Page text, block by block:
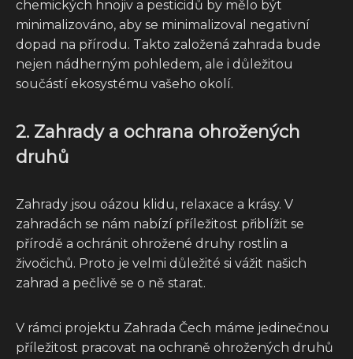
chemických hnojiv a pesticidů by mělo být
minimalizováno, aby se minimalizoval negativní
dopad na přírodu. Takto založená zahrada bude
nejen nádherným pohledem, ale i důležitou
součástí ekosystému vašeho okolí.
2. Zahrady a ochrana ohrožených
druhů
Zahrady jsou oázou klidu, relaxace a krásy. V
zahradách se nám nabízí příležitost přiblížit se
přírodě a ochránit ohrožené druhy rostlin a
živočichů. Proto je velmi důležité si vážit našich
zahrad a pečlivě se o ně starat.
V rámci projektu Zahrada Čech máme jedinečnou
příležitost pracovat na ochraně ohrožených druhů